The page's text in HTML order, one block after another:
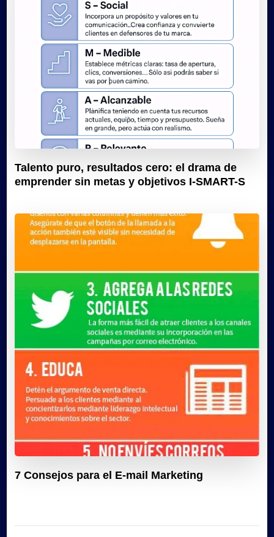
Talento puro, resultados cero: el drama de
emprender sin metas y objetivos I-SMART-S
7 Consejos para el E-mail Marketing